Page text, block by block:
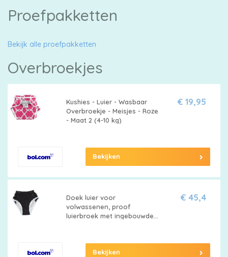
Maten
Series
Merken
Proefpakketten
Bekijk alle proefpakketten
Overbroekjes
Kushies - Luier - Wasbaar
Overbroekje - Meisjes - Roze
- Maat 2 (4-10 kg)
€ 19,95
Bekijken
Doek luier voor
volwassenen, proof
luierbroek met ingebouwde
plastic broek, volwassen
luier voor oude man
€ 45,4
Bekijken